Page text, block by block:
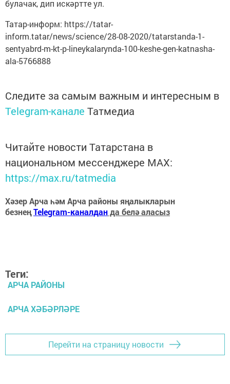
булачак, дип искәртте ул.
Татар-информ: https://tatar-
inform.tatar/news/science/28-08-2020/tatarstanda-1-
sentyabrd-m-kt-p-lineykalarynda-100-keshe-gen-katnasha-
ala-5766888
Следите за самым важным и интересным в
Telegram-канале Татмедиа
Читайте новости Татарстана в
национальном мессенджере MАХ:
https://max.ru/tatmedia
Хәзер Арча һәм Арча районы яңалыкларын
безнеңTelegram-каналданда белә аласыз
Теги:
АРЧА РАЙОНЫ
АРЧА ХӘБӘРЛӘРЕ
Перейти на страницу новости